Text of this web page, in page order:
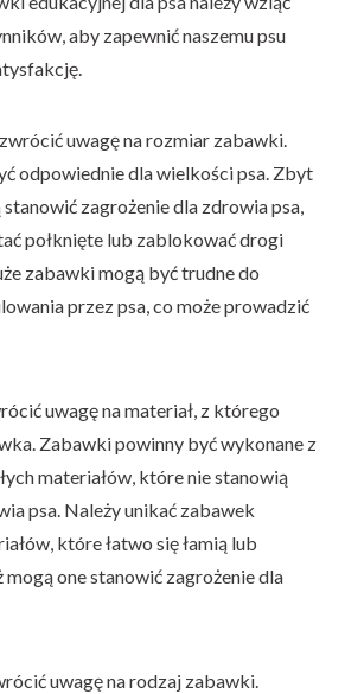
aby zapewnić naszemu psu
uwagę na rozmiar zabawki.
odpowiednie dla wielkości psa. Zbyt
zagrożenie dla zdrowia psa,
połknięte lub zablokować drogi
zabawki mogą być trudne do
przez psa, co może prowadzić
uwagę na materiał, z którego
Zabawki powinny być wykonane z
materiałów, które nie stanowią
psa. Należy unikać zabawek
które łatwo się łamią lub
one stanowić zagrożenie dla
uwagę na rodzaj zabawki.